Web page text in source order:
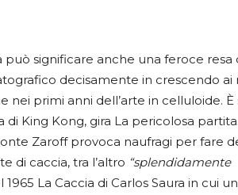
significare anche una feroce resa
decisamente in crescendo ai
primi anni dell’arte in celluloide. È
di King Kong, gira La pericolosa
Zaroff provoca naufragi per fare
di caccia, tra l’altro “splendidamente
1965 La Caccia di Carlos Saura in cui